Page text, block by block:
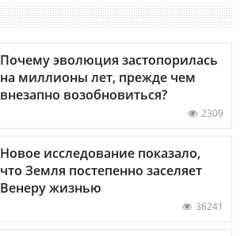
Почему эволюция застопорилась
на миллионы лет, прежде чем
внезапно возобновиться?
2309
Новое исследование показало,
что Земля постепенно заселяет
Венеру жизнью
36241